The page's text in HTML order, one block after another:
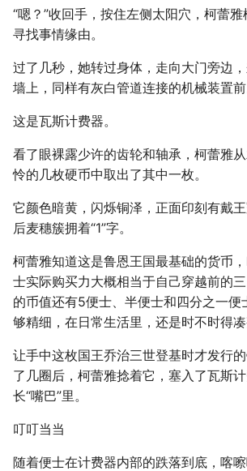
“嗯？”收回手，按住左侧太阳穴，柯蕾雅
寻找事情缘由。
过了几秒，她转过身体，走向大门旁边
墙上，同样有灰白管道连接的机械装置前
这是瓦斯计费器。
看了眼裸露少许的齿轮和轴承，柯蕾雅
怜的几枚硬币中取出了其中一枚。
它颜色暗黄，闪烁铜泽，正面印刻有戴
后麦穗簇拥着“1”字。
柯蕾雅知道这是鲁恩王国最基础的货币
士实际购买力大概相当于自己穿越前的
的币值还有5便士、半便士和四分之一便
够精细，在日常生活里，还是时不时得凑
让手中这枚国王乔治三世登基时才发行
了几圈后，柯蕾雅捻着它，塞入了瓦斯
长“嘴巴”里。
叮叮当当
随着便士在计费器内部的跌落到底，喀